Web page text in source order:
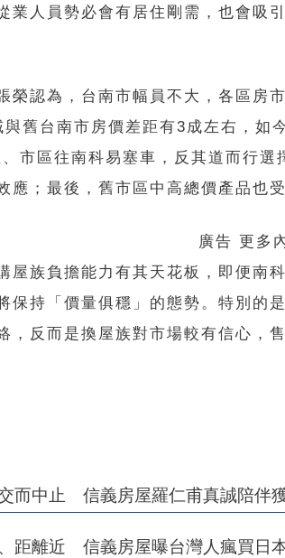
業人員勢必會有居住剛需，也會吸
榮認為，台南市幅員不大，各區房
舊台南市房價差距有3成左右，如
市區往南科易塞車，反其道而行
應；最後，舊市區中高總價產品也
廣告 更多
屋族負擔能力有其天花板，即便南
保持「價量俱穩」的態勢。特別的
，反而是換屋族對市場較有信心，
而中止 信義房屋羅仁甫真誠陪伴
距離近 信義房屋曝台灣人瘋買日